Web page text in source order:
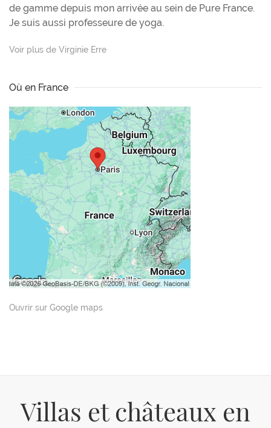
de gamme depuis mon arrivée au sein de Pure France.
Je suis aussi professeure de yoga.
Voir plus de Virginie Erre
Où en France
Ouvrir sur Google maps
Villas et châteaux en